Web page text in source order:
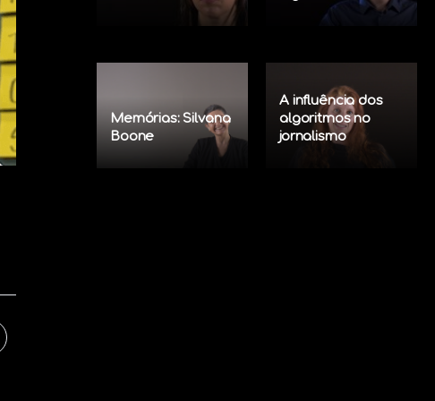
Memórias: Silvana
Boone
A influência dos
algoritmos no
jornalismo